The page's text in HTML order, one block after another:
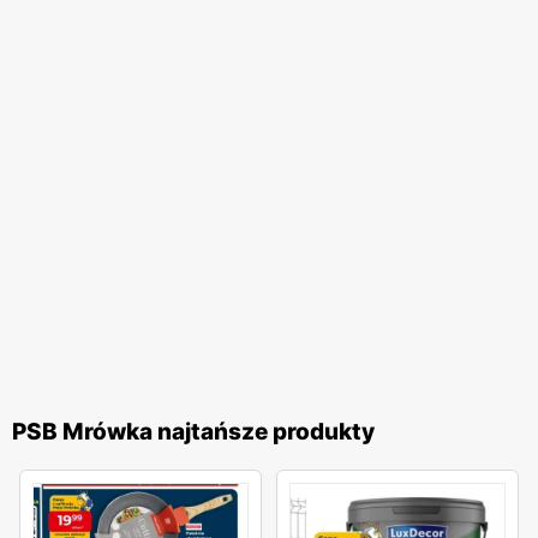
Doskonałym przykładem na to, że niski koszt idzie w parze
za m2Mrówka.
PSB Mrówka najtańsze produkty